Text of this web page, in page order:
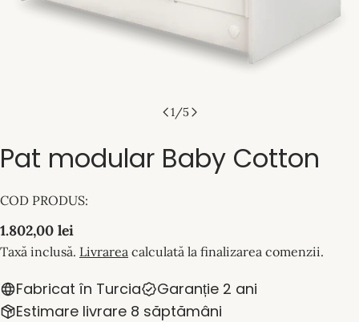
1/5
Pat modular Baby Cotton
COD PRODUS:
Preț
obișnuit
1.802,00 lei
Taxă inclusă. Livrarea calculată la finalizarea comenzii.
Fabricat în Turcia
Garanție 2 ani
Estimare livrare 8 săptămâni